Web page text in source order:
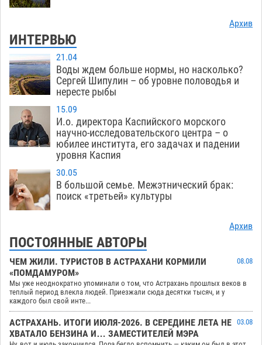
Архив
ИНТЕРВЬЮ
21.04
Воды ждем больше нормы, но насколько?
Сергей Шипулин – об уровне половодья и
нересте рыбы
15.09
И.о. директора Каспийского морского
научно-исследовательского центра – о
юбилее института, его задачах и падении
уровня Каспия
30.05
В большой семье. Межэтнический брак:
поиск «третьей» культуры
Архив
ПОСТОЯННЫЕ АВТОРЫ
ЧЕМ ЖИЛИ. ТУРИСТОВ В АСТРАХАНИ КОРМИЛИ
«ПОМДАМУРОМ»
08.08
Мы уже неоднократно упоминали о том, что Астрахань прошлых веков в
теплый период влекла людей. Приезжали сюда десятки тысяч, и у
каждого был свой инте...
АСТРАХАНЬ. ИТОГИ ИЮЛЯ-2026. В СЕРЕДИНЕ ЛЕТА НЕ
ХВАТАЛО БЕНЗИНА И… ЗАМЕСТИТЕЛЕЙ МЭРА
03.08